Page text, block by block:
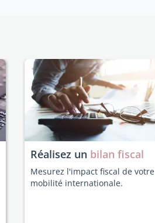
Réalisez un bilan fiscal
Mesurez l'impact fiscal de votre
mobilité internationale.